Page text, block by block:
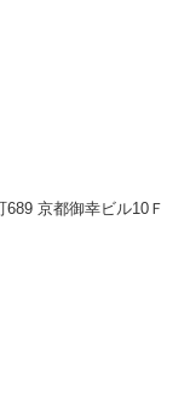
京都御幸ビル10Ｆ